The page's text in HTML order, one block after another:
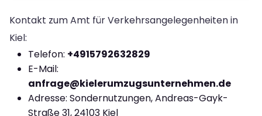
Kontakt zum Amt für Verkehrsangelegenheiten in
Kiel:
Telefon: +4915792632829
E-Mail:
anfrage@kielerumzugsunternehmen.de
Adresse: Sondernutzungen, Andreas-Gayk-
Straße 31, 24103 Kiel